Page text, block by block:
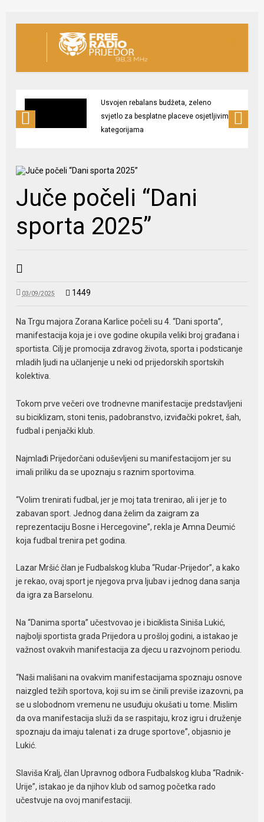
Usvojen rebalans budžeta, zeleno
svjetlo za besplatne placeve osjetljivim
kategorijama
Juče počeli “Dani
sporta 2025”
03/09/2025 1449
Na Trgu majora Zorana Karlice počeli su 4. “Dani sporta”,
manifestacija koja je i ove godine okupila veliki broj građana i
sportista. Cilj je promocija zdravog života, sporta i podsticanje
mladih ljudi na učlanjenje u neki od prijedorskih sportskih
kolektiva.
Tokom prve večeri ove trodnevne manifestacije predstavljeni
su biciklizam, stoni tenis, padobranstvo, izviđački pokret, šah,
fudbal i penjački klub.
Najmlađi Prijedorčani oduševljeni su manifestacijom jer su
imali priliku da se upoznaju s raznim sportovima.
“Volim trenirati fudbal, jer je moj tata trenirao, ali i jer je to
zabavan sport. Jednog dana želim da zaigram za
reprezentaciju Bosne i Hercegovine”, rekla je Amna Deumić
koja fudbal trenira pet godina.
Lazar Mršić član je Fudbalskog kluba “Rudar-Prijedor”, a kako
je rekao, ovaj sport je njegova prva ljubav i jednog dana sanja
da igra za Barselonu.
Na “Danima sporta” učestvovao je i biciklista Siniša Lukić,
najbolji sportista grada Prijedora u prošloj godini, a istakao je
važnost ovakvih manifestacija za djecu u razvojnom periodu.
“Naši mališani na ovakvim manifestacijama spoznaju osnove
naizgled težih sportova, koji su im se činili previše izazovni, pa
se u slobodnom vremenu ne usuđuju okušati u tome. Mislim
da ova manifestacija služi da se raspitaju, kroz igru i druženje
spoznaju da imaju talenat i za druge sportove”, objasnio je
Lukić.
Slaviša Kralj, član Upravnog odbora Fudbalskog kluba “Radnik-
Urije”, istakao je da njihov klub od samog početka rado
učestvuje na ovoj manifestaciji.